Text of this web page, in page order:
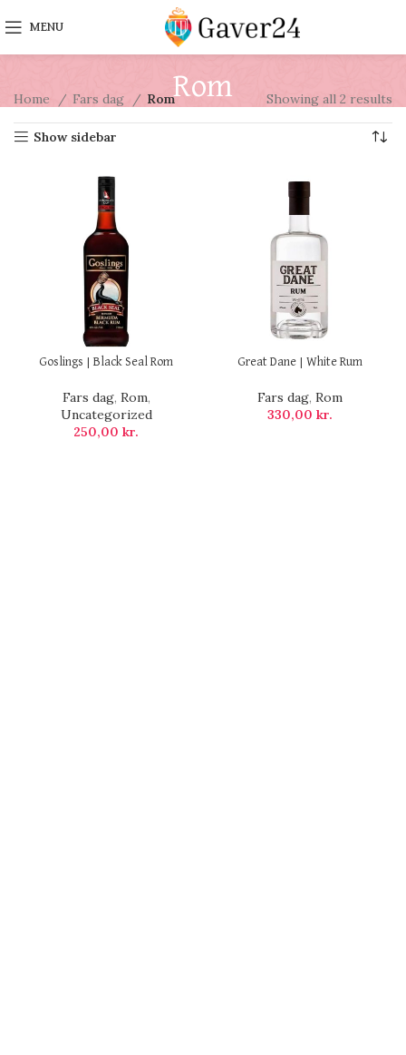
MENU
Rom
Home Fars dag Rom Showing all 2 results
Show sidebar
Goslings | Black Seal Rom
Fars dag, Rom,
Uncategorized
250,00 kr.
Great Dane | White Rum
Fars dag, Rom
330,00 kr.